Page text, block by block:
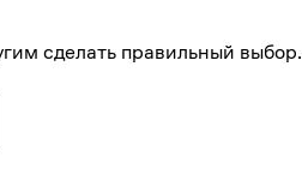
сделать правильный выбор.